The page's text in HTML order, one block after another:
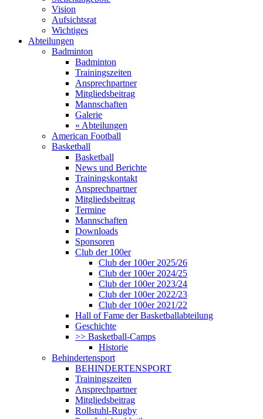
Vision
Aufsichtsrat
Wichtiges
Abteilungen
Badminton
Badminton
Trainingszeiten
Ansprechpartner
Mitgliedsbeitrag
Mannschaften
Galerie
« Abteilungen
American Football
Basketball
Basketball
News und Berichte
Trainingskontakt
Ansprechpartner
Mitgliedsbeitrag
Termine
Mannschaften
Downloads
Sponsoren
Club der 100er
Club der 100er 2025/26
Club der 100er 2024/25
Club der 100er 2023/24
Club der 100er 2022/23
Club der 100er 2021/22
Hall of Fame der Basketballabteilung
Geschichte
>> Basketball-Camps
Historie
Behindertensport
BEHINDERTENSPORT
Trainingszeiten
Ansprechpartner
Mitgliedsbeitrag
Rollstuhl-Rugby